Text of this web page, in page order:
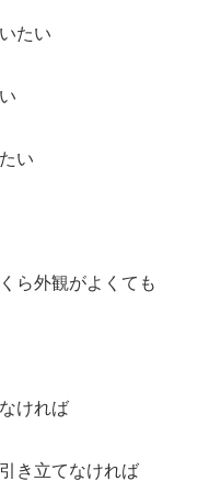
たい
い
ら外観がよくても
ければ
き立てなければ